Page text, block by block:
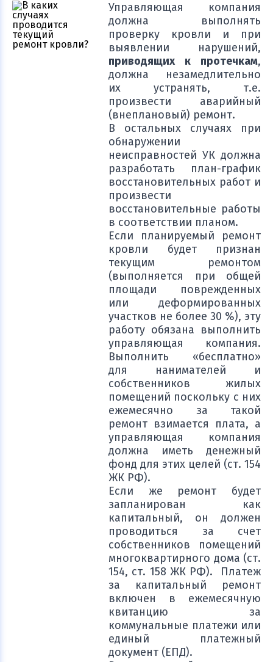
Управляющая компания
должна выполнять
проверку кровли и при
выявлении нарушений,
приводящих к протечкам,
должна незамедлительно
их устранять, т.е.
произвести аварийный
(внеплановый) ремонт.
В остальных случаях при
обнаружении
неисправностей УК должна
разработать план-график
восстановительных работ и
произвести
восстановительные работы
в соответствии планом.
Если планируемый ремонт
кровли будет признан
текущим ремонтом
(выполняется при общей
площади поврежденных
или деформированных
участков не более 30 %), эту
работу обязана выполнить
управляющая компания.
Выполнить «бесплатно»
для нанимателей и
собственников жилых
помещений поскольку с них
ежемесячно за такой
ремонт взимается плата, а
управляющая компания
должна иметь денежный
фонд для этих целей (ст. 154
ЖК РФ).
Если же ремонт будет
запланирован как
капитальный, он должен
проводиться за счет
собственников помещений
многоквартирного дома (ст.
154, ст. 158 ЖК РФ). Платеж
за капитальный ремонт
включен в ежемесячную
квитанцию за
коммунальные платежи или
единый платежный
документ (ЕПД).